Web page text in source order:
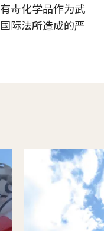
毒化学品作为武
际法所造成的严